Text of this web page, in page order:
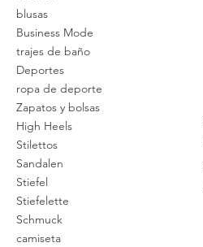
blusas
Business Mode
trajes de baño
Deportes
ropa de deporte
Zapatos y bolsas
High Heels
Stilettos
Sandalen
Stiefel
Stiefelette
Schmuck
camiseta